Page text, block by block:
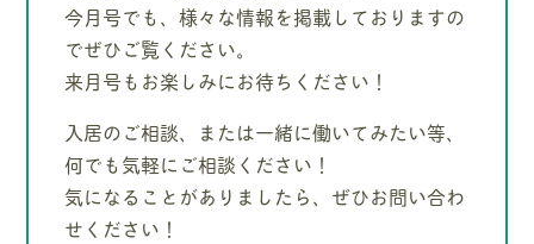
今月号でも、様々な情報を掲載しておりますの
でぜひご覧ください。
来月号もお楽しみにお待ちください！
入居のご相談、または一緒に働いてみたい等、
何でも気軽にご相談ください！
気になることがありましたら、ぜひお問い合わ
せください！